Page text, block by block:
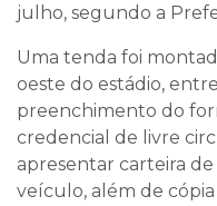
julho, segundo a
Uma tenda foi
oeste do estádio,
preenchimento do
credencial de livre
apresentar carteira
veículo, além de